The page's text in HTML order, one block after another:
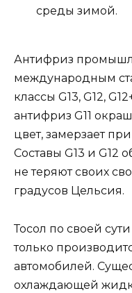
среды зимой.
Антифриз
международным
классы G13, G12,
антифриз G11
цвет, замерзает
Составы G13 и G12
не теряют своих
градусов Цельсия.
Тосол по своей
только
автомобилей.
охлаждающей